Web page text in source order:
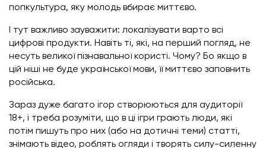
попкультура, яку молодь вбирає миттєво.
І тут важливо зауважити: локалізувати варто всі
цифрові продукти. Навіть ті, які, на перший погляд, не
несуть великої пізнавальної користі. Чому? Бо якщо в
цій ніші не буде української мови, її миттєво заповнить
російська.
Зараз дуже багато ігор створюються для аудиторії
18+, і треба розуміти, що в ці ігри грають люди, які
потім пишуть про них (або на дотичні теми) статті,
знімають відео, роблять огляди і творять силу-силенну